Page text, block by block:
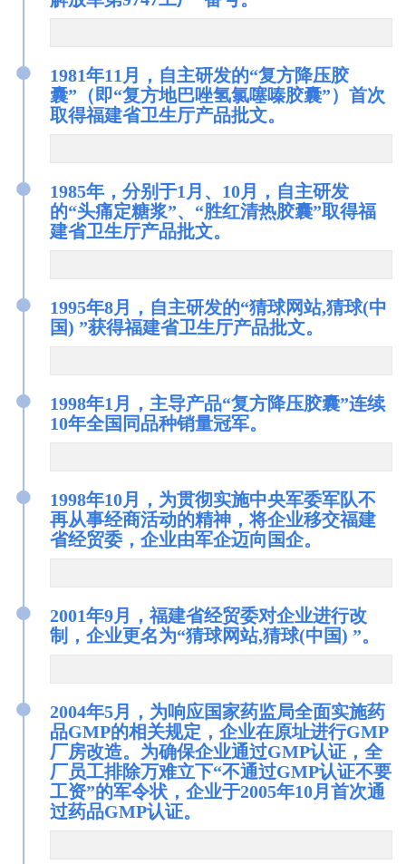
1981年11月，自主研发的“复方降压胶
囊”（即“复方地巴唑氢氯噻嗪胶囊”）首次
取得福建省卫生厅产品批文。
●
1985年，分别于1月、10月，自主研发
的“头痛定糖浆”、“胜红清热胶囊”取得福
建省卫生厅产品批文。
●
1995年8月，自主研发的“猜球网站,猜球(中
国) ”获得福建省卫生厅产品批文。
●
1998年1月，主导产品“复方降压胶囊”连续
10年全国同品种销量冠军。
●
1998年10月，为贯彻实施中央军委军队不
再从事经商活动的精神，将企业移交福建
省经贸委，企业由军企迈向国企。
●
2001年9月，福建省经贸委对企业进行改
制，企业更名为“猜球网站,猜球(中国) ”。
●
2004年5月，为响应国家药监局全面实施药
品GMP的相关规定，企业在原址进行GMP
厂房改造。为确保企业通过GMP认证，全
厂员工排除万难立下“不通过GMP认证不要
工资”的军令状，企业于2005年10月首次通
过药品GMP认证。
●